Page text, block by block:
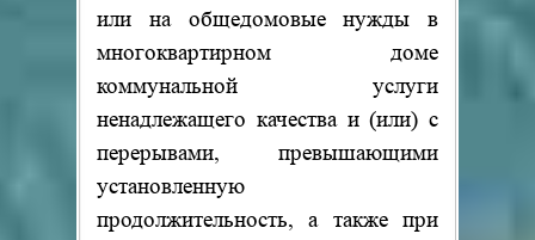
или на общедомовые нужды в
многоквартирном доме
коммунальной услуги
ненадлежащего качества и (или) с
перерывами, превышающими
установленную
продолжительность, а также при